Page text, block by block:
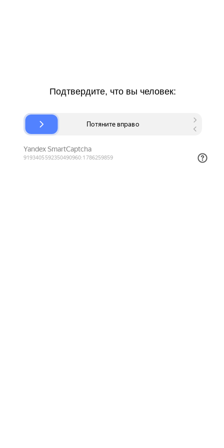
Подтвердите, что вы человек: